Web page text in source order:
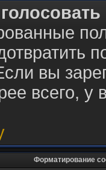
вы
всего,
Форматирование